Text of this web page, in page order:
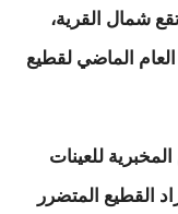
شمال القرية،
الماضي لقطيع
للعينات
القطيع المتضرر